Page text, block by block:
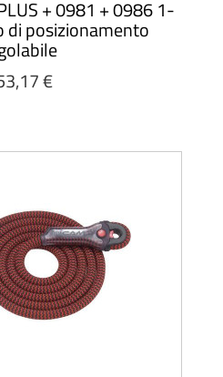
+ 0981 + 0986 1-
di posizionamento
€